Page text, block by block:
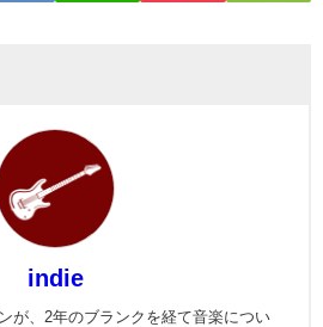
indie
が、2年のブランクを経て音楽につい